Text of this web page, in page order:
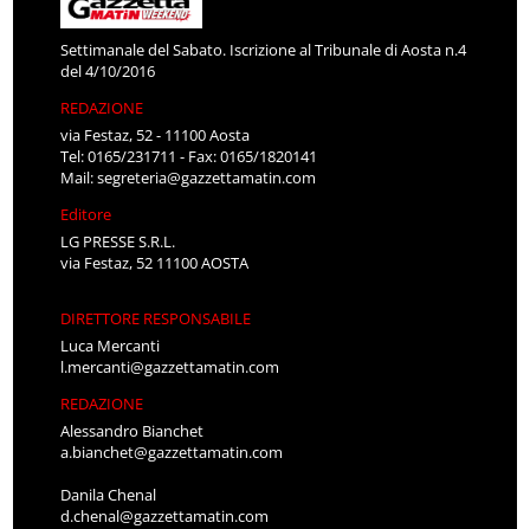
Settimanale del Sabato. Iscrizione al Tribunale di Aosta n.4
del 4/10/2016
REDAZIONE
via Festaz, 52 - 11100 Aosta
Tel: 0165/231711 - Fax: 0165/1820141
Mail:segreteria@gazzettamatin.com
Editore
LG PRESSE S.R.L.
via Festaz, 52 11100 AOSTA
DIRETTORE RESPONSABILE
Luca Mercanti
l.mercanti@gazzettamatin.com
REDAZIONE
Alessandro Bianchet
a.bianchet@gazzettamatin.com
Danila Chenal
d.chenal@gazzettamatin.com